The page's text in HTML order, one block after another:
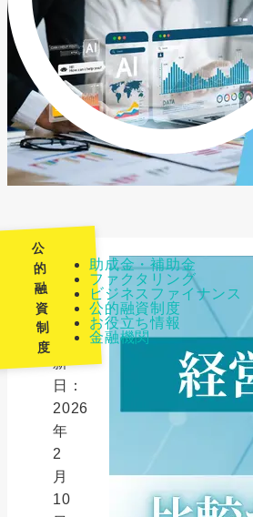
助成金・補助金
ファクタリング
ビジネスファイナンス
公的融資制度
お役立ち情報
金融機関
公
的
融
資
制
度
新
日：
2026
年
2
月
10